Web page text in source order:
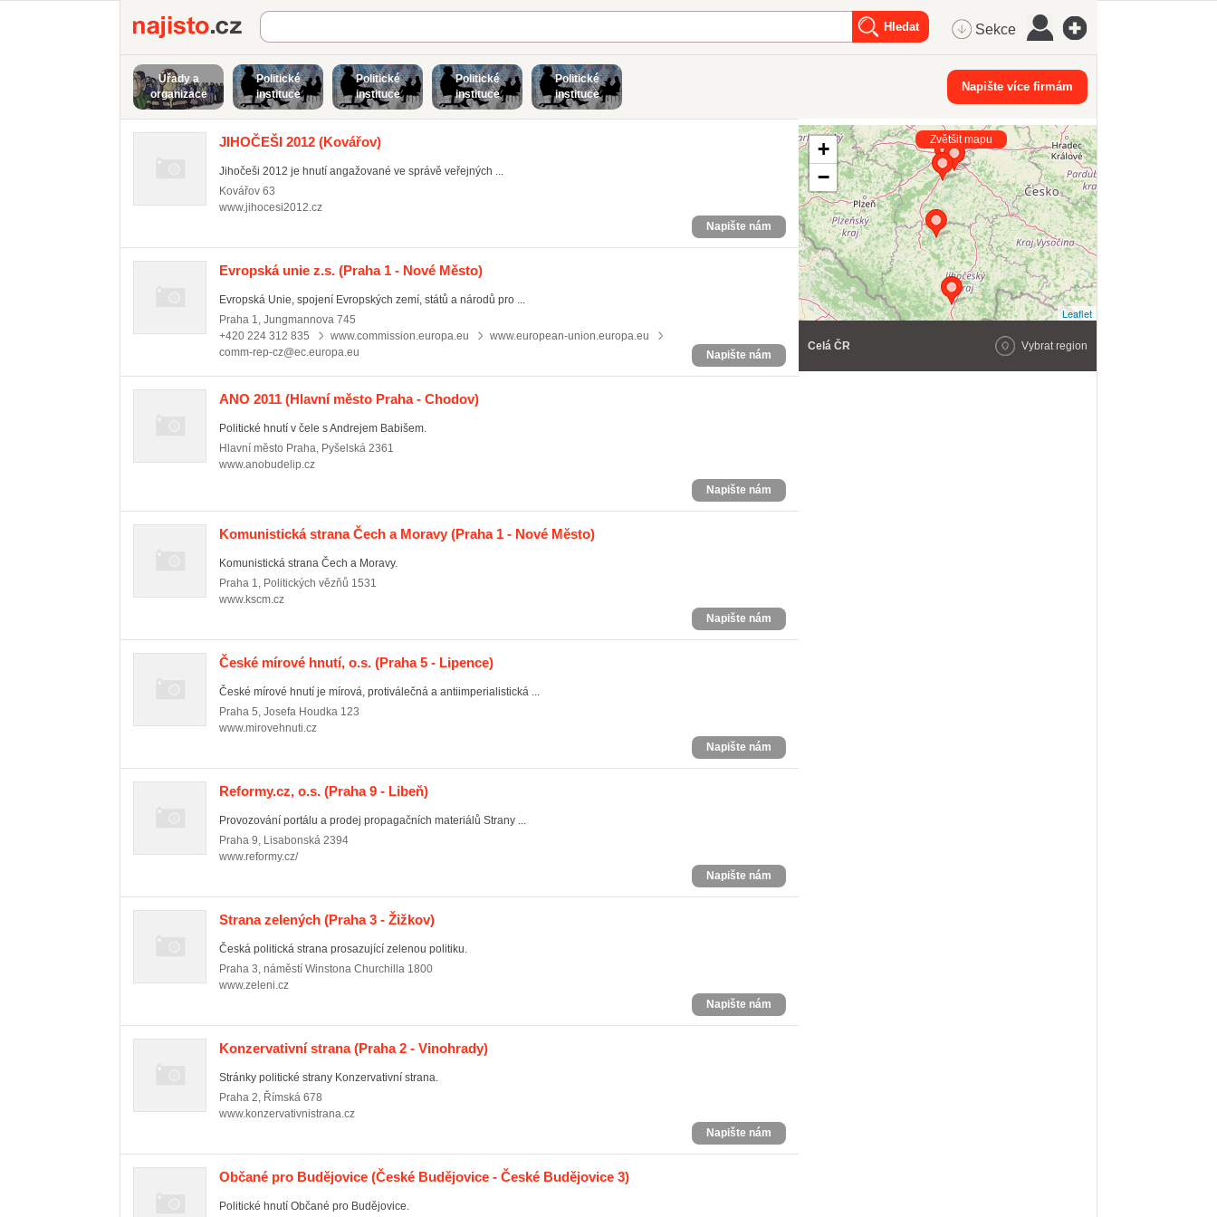
Najisto.cz Sekce
Úřady a
organizace
Politické
instituce
Politické
instituce
Politické
instituce
Politické
instituce
Napište více firmám
JIHOČEŠI 2012 (Kovářov)
Jihočeši 2012 je hnutí angažované ve správě veřejných ...
Kovářov 63
www.jihocesi2012.cz
Napište nám
Evropská unie z.s. (Praha 1 - Nové Město)
Evropská Unie, spojení Evropských zemí, států a národů pro ...
Praha 1, Jungmannova 745
+420 224 312 835
www.commission.europa.eu
www.european-union.europa.eu
comm-rep-cz@ec.europa.eu
Napište nám
ANO 2011 (Hlavní město Praha - Chodov)
Politické hnutí v čele s Andrejem Babišem.
Hlavní město Praha, Pyšelská 2361
www.anobudelip.cz
Napište nám
Komunistická strana Čech a Moravy (Praha 1 - Nové Město)
Komunistická strana Čech a Moravy.
Praha 1, Politických vězňů 1531
www.kscm.cz
Napište nám
České mírové hnutí, o.s. (Praha 5 - Lipence)
České mírové hnutí je mírová, protiválečná a antiimperialistická ...
Praha 5, Josefa Houdka 123
www.mirovehnuti.cz
Napište nám
Reformy.cz, o.s. (Praha 9 - Libeň)
Provozování portálu a prodej propagačních materiálů Strany ...
Praha 9, Lisabonská 2394
www.reformy.cz/
Napište nám
Strana zelených (Praha 3 - Žižkov)
Česká politická strana prosazující zelenou politiku.
Praha 3, náměstí Winstona Churchilla 1800
www.zeleni.cz
Napište nám
Konzervativní strana(Praha 2 - Vinohrady)
Stránky politické strany Konzervativní strana.
Praha 2, Římská 678
www.konzervativnistrana.cz
Napište nám
Občané pro Budějovice (České Budějovice - České Budějovice 3)
Politické hnutí Občané pro Budějovice.
+
−
Leaflet
Zvětšit mapu
Celá ČR Vybrat region